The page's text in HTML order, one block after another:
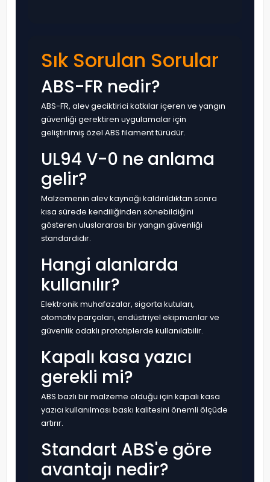
Sık Sorulan Sorular
ABS-FR nedir?
ABS-FR, alev geciktirici katkılar içeren ve yangın
güvenliği gerektiren uygulamalar için
geliştirilmiş özel ABS filament türüdür.
UL94 V-0 ne anlama
gelir?
Malzemenin alev kaynağı kaldırıldıktan sonra
kısa sürede kendiliğinden sönebildiğini
gösteren uluslararası bir yangın güvenliği
standardıdır.
Hangi alanlarda
kullanılır?
Elektronik muhafazalar, sigorta kutuları,
otomotiv parçaları, endüstriyel ekipmanlar ve
güvenlik odaklı prototiplerde kullanılabilir.
Kapalı kasa yazıcı
gerekli mi?
ABS bazlı bir malzeme olduğu için kapalı kasa
yazıcı kullanılması baskı kalitesini önemli ölçüde
artırır.
Standart ABS'e göre
avantajı nedir?